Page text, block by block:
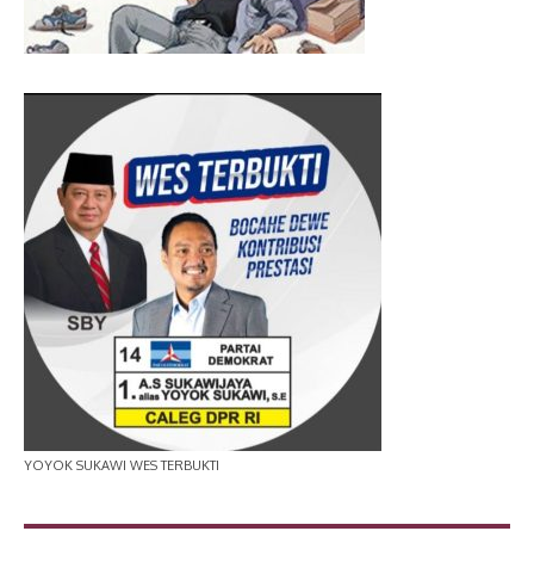
YOYOK SUKAWI WES TERBUKTI